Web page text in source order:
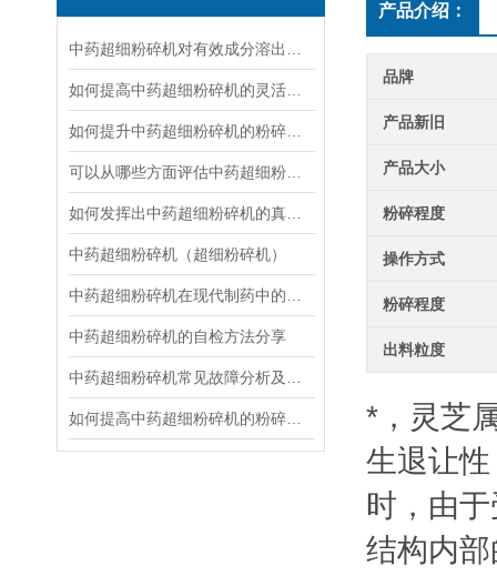
中药超细粉碎机（超细粉碎机）
中药超细粉碎机的自检方法分享
产品介绍：
品牌
产品新旧
产品大小
粉碎程度
操作方式
粉碎程度
出料粒度
*，灵芝
生退让
时，由
结构内